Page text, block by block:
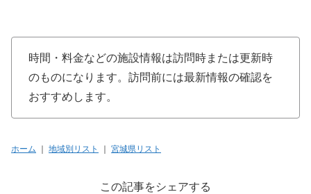
時間・料金などの施設情報は訪問時または更新時
のものになります。訪問前には最新情報の確認を
おすすめします。
ホーム ｜ 地域別リスト ｜ 宮城県リスト
この記事をシェアする